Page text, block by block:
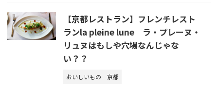
【京都レストラン】フレンチレスト
ランla pleine lune ラ・プレーヌ・
リュヌはもしや穴場なんじゃな
い？？
おいしいもの 京都